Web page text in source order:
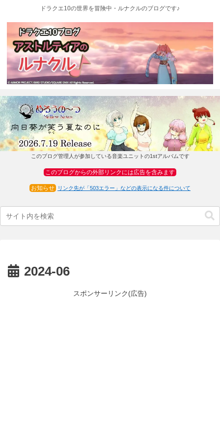
ドラクエ10の世界を冒険中・ルナクルのブログです♪
このブログ管理人が参加している音楽ユニットの1stアルバムです
このブログからの外部リンクには広告を含みます
お知らせ リンク先が「503エラー」などの表示になる件について
2024-06
スポンサーリンク(広告)